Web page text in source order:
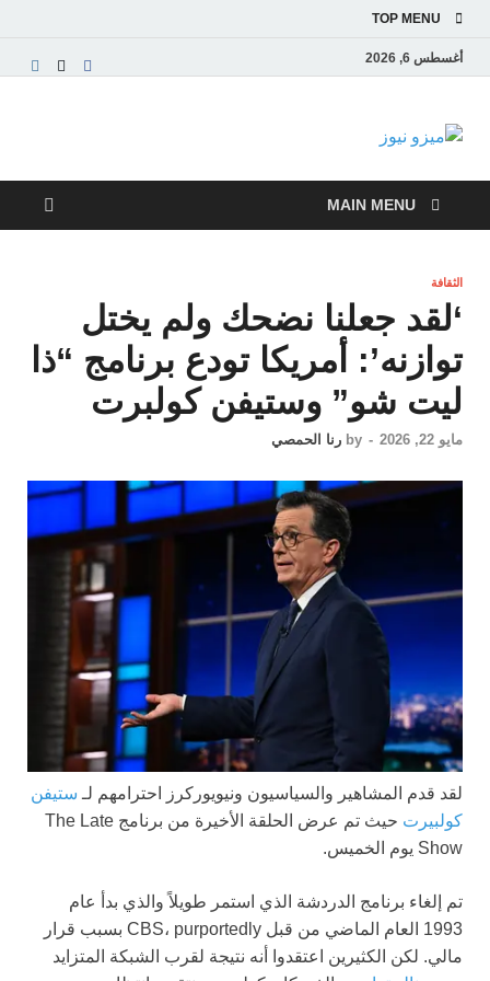
TOP MENU
أغسطس 6, 2026
ميزو نيوز
والاقتصادية
MAIN MENU
الثقافة
‘لقد جعلنا نضحك ولم يختل
توازنه’: أمريكا تودع برنامج “ذا
ليت شو” وستيفن كولبرت
مايو 22, 2026 -
by رنا الحمصي
لقد قدم المشاهير والسياسيون ونيويوركرز احترامهم لـ ستيفن
كولبيرت
حيث تم عرض الحلقة الأخيرة من برنامج The Late
Show يوم الخميس.
تم إلغاء برنامج الدردشة الذي استمر طويلاً والذي بدأ عام
1993 العام الماضي من قبل CBS، purportedly بسبب قرار
مالي. لكن الكثيرين اعتقدوا أنه نتيجة لقرب الشبكة المتزايد